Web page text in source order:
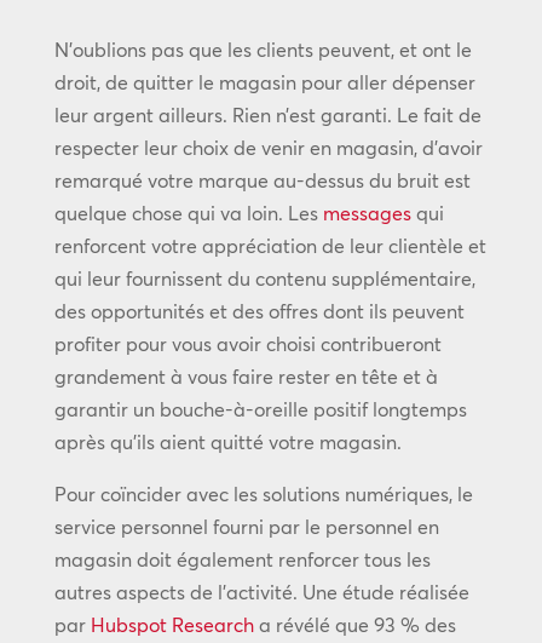
N’oublions pas que les clients peuvent, et ont le
droit, de quitter le magasin pour aller dépenser
leur argent ailleurs. Rien n’est garanti. Le fait de
respecter leur choix de venir en magasin, d’avoir
remarqué votre marque au-dessus du bruit est
quelque chose qui va loin. Les messagesqui
renforcent votre appréciation de leur clientèle et
qui leur fournissent du contenu supplémentaire,
des opportunités et des offres dont ils peuvent
profiter pour vous avoir choisi contribueront
grandement à vous faire rester en tête et à
garantir un bouche-à-oreille positif longtemps
après qu’ils aient quitté votre magasin.
Pour coïncider avec les solutions numériques, le
service personnel fourni par le personnel en
magasin doit également renforcer tous les
autres aspects de l’activité. Une étude réalisée
par Hubspot Researcha révélé que 93 % des